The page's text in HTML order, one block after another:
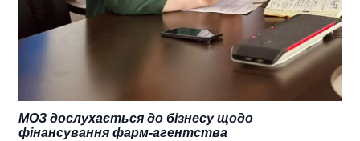
МОЗ дослухається до бізнесу щодо
фінансування фарм-агентства